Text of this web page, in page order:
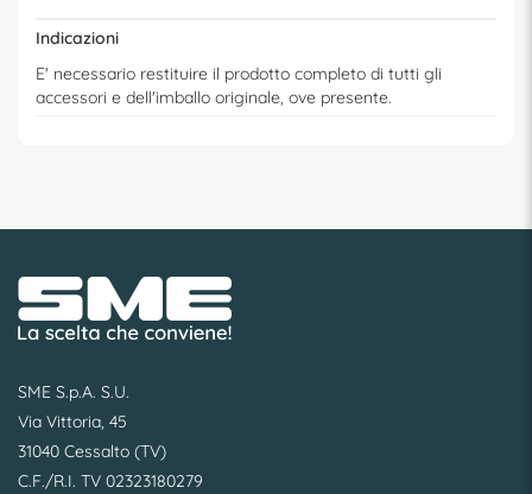
Indicazioni
E' necessario restituire il prodotto completo di tutti gli
accessori e dell'imballo originale, ove presente.
SME S.p.A. S.U.
Via Vittoria, 45
31040 Cessalto (TV)
C.F./R.I. TV 02323180279